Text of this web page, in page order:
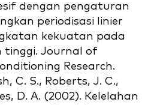
dengan pengaturan
periodisasi linier
kekuatan pada
Journal of
Research.
C. S., Roberts, J. C.,
D. A. (2002). Kelelahan